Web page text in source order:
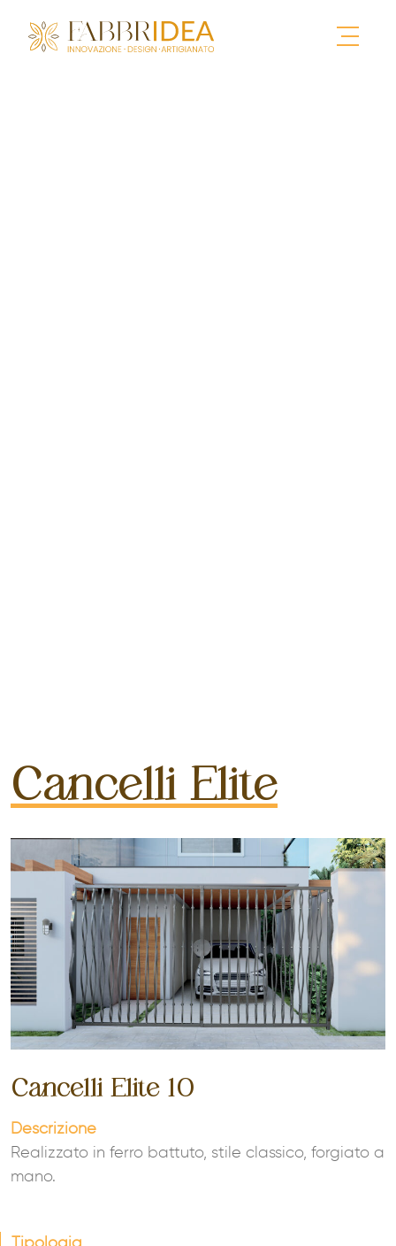
Cancelli Elite
Cancelli Elite 10
Descrizione
Realizzato in ferro battuto, stile classico, forgiato a
mano.